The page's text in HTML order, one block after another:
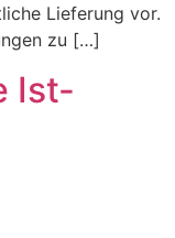
Lieferung vor.
zu […]
Ist-